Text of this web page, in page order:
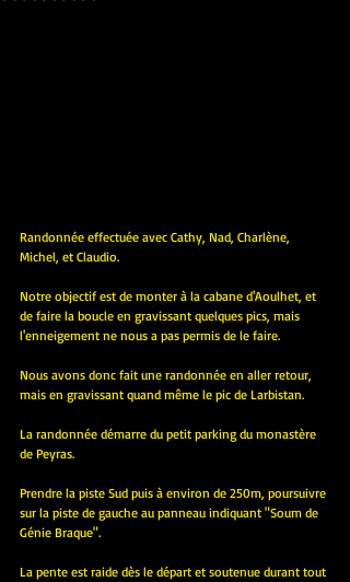
Randonnée effectuée avec Cathy, Nad, Charlène,
Michel, et Claudio.
Notre objectif est de monter à la cabane d'Aoulhet, et
de faire la boucle en gravissant quelques pics, mais
l'enneigement ne nous a pas permis de le faire.
Nous avons donc fait une randonnée en aller retour,
mais en gravissant quand même le pic de Larbistan.
La randonnée démarre du petit parking du monastère
de Peyras.
Prendre la piste Sud puis à environ de 250m, poursuivre
sur la piste de gauche au panneau indiquant "Soum de
Génie Braque".
La pente est raide dès le départ et soutenue durant tout